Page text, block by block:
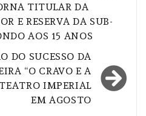
TITULAR DA
E RESERVA DA SUB-
AOS 15 ANOS
DO SUCESSO DA
“O CRAVO E A
IMPERIAL
EM AGOSTO